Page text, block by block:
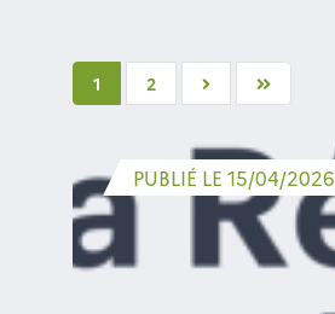
1 2
PUBLIÉ LE 15/04/2026